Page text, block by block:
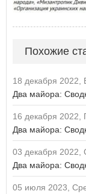
Похожие
18 декабря 2022,
Два майора:
16 декабря 2022,
Два майора:
03 декабря 2022,
Два майора:
05 июля 2023,